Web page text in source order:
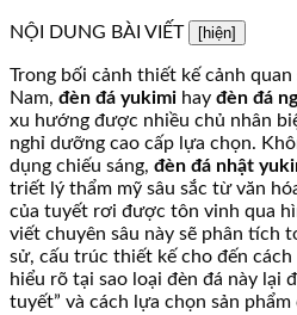
NỘI DUNG BÀI VIẾT [hiện]
Trong bối cảnh thiết kế cảnh
Nam, đèn đá yukimi hay đèn đá
xu hướng được nhiều chủ nhân
nghỉ dưỡng cao cấp lựa chọn.
dụng chiếu sáng, đèn đá nhật
triết lý thẩm mỹ sâu sắc từ văn
của tuyết rơi được tôn vinh qua
viết chuyên sâu này sẽ phân tích
sử, cấu trúc thiết kế cho đến
hiểu rõ tại sao loại đèn đá này lại
tuyết” và cách lựa chọn sản